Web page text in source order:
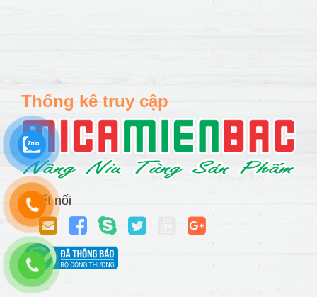
Thống kê truy cập
Kết nối